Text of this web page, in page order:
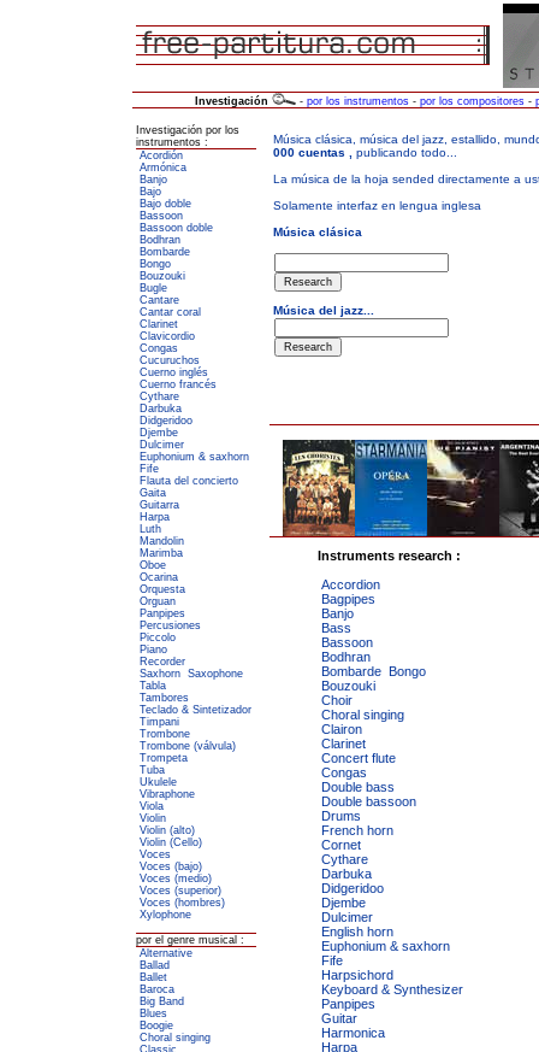
Investigación - por los instrumentos - por los compositores -
Investigación por los
instrumentos :
Acordión
Armónica
Banjo
Bajo
Bajo doble
Bassoon
Bassoon doble
Bodhran
Bombarde
Bongo
Bouzouki
Bugle
Cantare
Cantar coral
Clarinet
Clavicordio
Congas
Cucuruchos
Cuerno inglés
Cuerno francés
Cythare
Darbuka
Didgeridoo
Djembe
Dulcimer
Euphonium & saxhorn
Fife
Flauta del concierto
Gaita
Guitarra
Harpa
Luth
Mandolin
Marimba
Oboe
Ocarina
Orquesta
Orguan
Panpipes
Percusiones
Piccolo
Piano
Recorder
Saxhorn Saxophone
Tabla
Tambores
Teclado & Sintetizador
Timpani
Trombone
Trombone (válvula)
Trompeta
Tuba
Ukulele
Vibraphone
Viola
Violin
Violin (alto)
Violin (Cello)
Voces
Voces (bajo)
Voces (medio)
Voces (superior)
Voces (hombres)
Xylophone
por el genre musical :
Alternative
Ballad
Ballet
Baroca
Big Band
Blues
Boogie
Choral singing
Classic
Instruments research :
Accordion
Bagpipes
Banjo
Bass
Bassoon
Bodhran
Bombarde Bongo
Bouzouki
Choir
Choral singing
Clairon
Clarinet
Concert flute
Congas
Double bass
Double bassoon
Drums
French horn
Cornet
Cythare
Darbuka
Didgeridoo
Djembe
Dulcimer
English horn
Euphonium & saxhorn
Fife
Harpsichord
Keyboard & Synthesizer
Panpipes
Guitar
Harmonica
Harpa